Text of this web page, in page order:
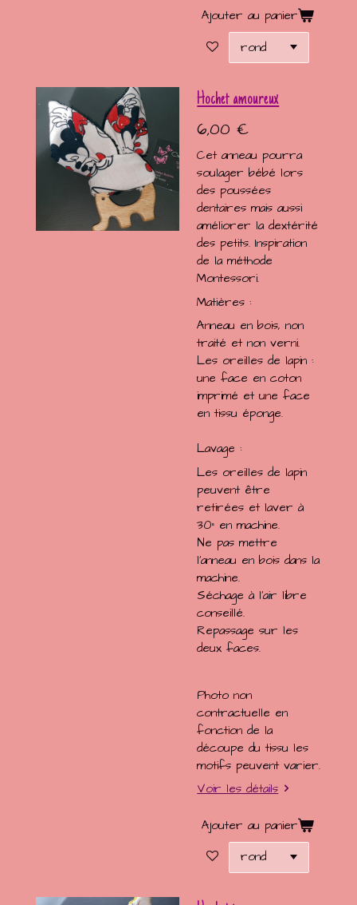
Ajouter au panier
Hochet amoureux
6,00 €
Cet anneau pourra
soulager bébé lors
des poussées
dentaires mais aussi
améliorer la dextérité
des petits. Inspiration
de la méthode
Montessori.
Matières :
Anneau en bois, non
traité et non verni.
Les oreilles de lapin :
une face en coton
imprimé et une face
en tissu éponge.
Lavage :
Les oreilles de lapin
peuvent être
retirées et laver à
30° en machine.
Ne pas mettre
l'anneau en bois dans la
machine.
Séchage à l'air libre
conseillé.
Repassage sur les
deux faces.
Photo non
contractuelle en
fonction de la
découpe du tissu les
motifs peuvent varier.
Voir les détails
Ajouter au panier